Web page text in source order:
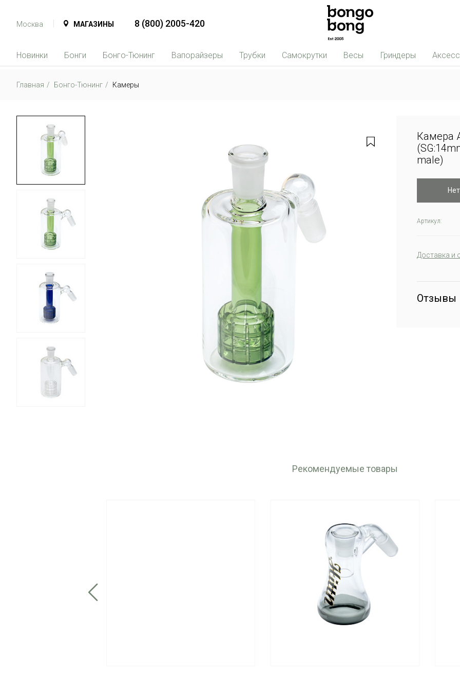
Москва МАГАЗИНЫ 8 (800) 2005-420
Новинки Бонги Бонго-Тюнинг Вапорайзеры Трубки Самокрутки Весы Гриндеры
Главная Бонго-Тюнинг Камеры
Камера
male)
Артикул:
Доставка и
Отзывы
Рекомендуемые товары